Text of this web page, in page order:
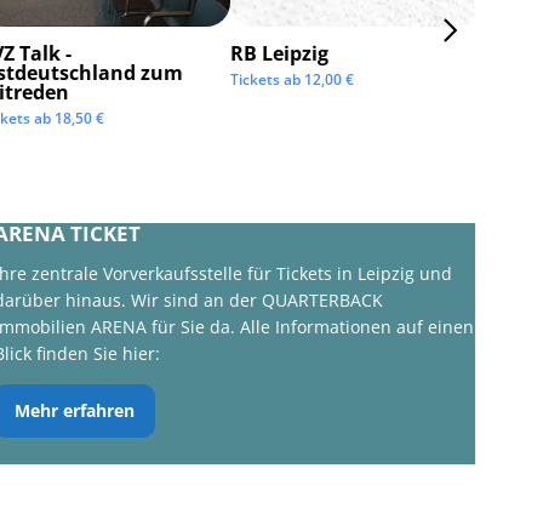
Talk -
zum
ab 18,50€
RB Leipzig
Tickets ab 12,00€
TICKET
zentrale Vorverkaufsstelle für Tickets in Leipzig und
hinaus. Wir sind an der QUARTERBACK
ARENA für Sie da. Alle Informationen auf einen
finden Sie hier:
Mehr erfahren